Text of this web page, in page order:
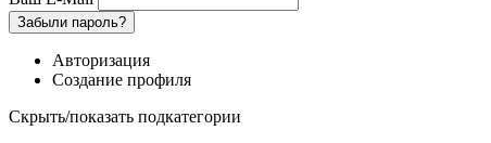
Забыли пароль?
Авторизация
Создание профиля
Скрыть/показать подкатегории